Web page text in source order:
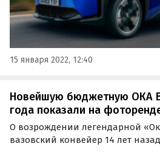
15 января 2022, 12:40
Новейшую бюджетную ОКА
года показали на
О возрождении легендарной
вазовский конвейер 14 лет